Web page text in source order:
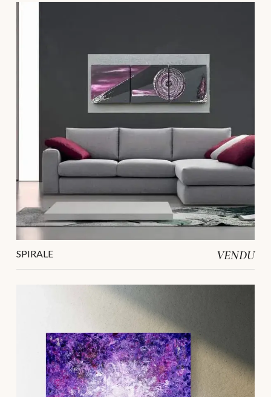
SPIRALE VENDU